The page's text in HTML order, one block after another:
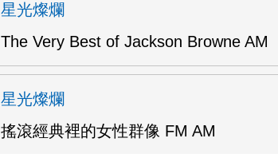
星光燦爛
The Very Best of Jackson Browne AM
星光燦爛
搖滾經典裡的女性群像 FM AM